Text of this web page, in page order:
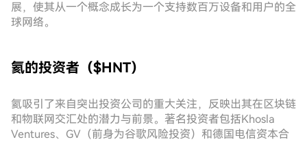
展，使其从一个概念成长为一个支持数百万设备和用户的全
球网络。
氦的投资者（$HNT）
氦吸引了来自突出投资公司的重大关注，反映出其在区块链
和物联网交汇处的潜力与前景。著名投资者包括Khosla
Ventures、GV（前身为谷歌风险投资）和德国电信资本合